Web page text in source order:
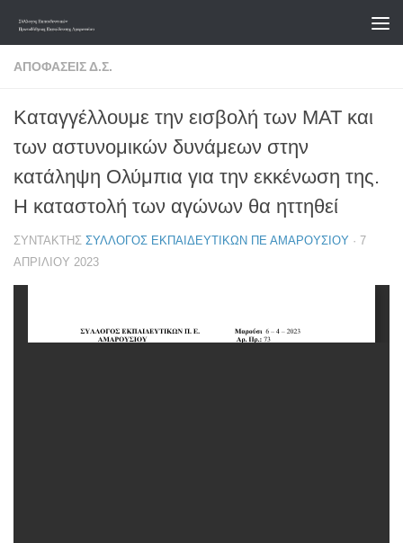
Skip to content
ΑΠΟΦΆΣΕΙΣ Δ.Σ.
Καταγγέλλουμε την εισβολή των ΜΑΤ και
των αστυνομικών δυνάμεων στην
κατάληψη Ολύμπια για την εκκένωση της.
Η καταστολή των αγώνων θα ηττηθεί
ΣΥΝΤΆΚΤΗΣ ΣΎΛΛΟΓΟΣ ΕΚΠΑΙΔΕΥΤΙΚΏΝ ΠΕ ΑΜΑΡΟΥΣΊΟΥ · 7
ΑΠΡΙΛΊΟΥ 2023